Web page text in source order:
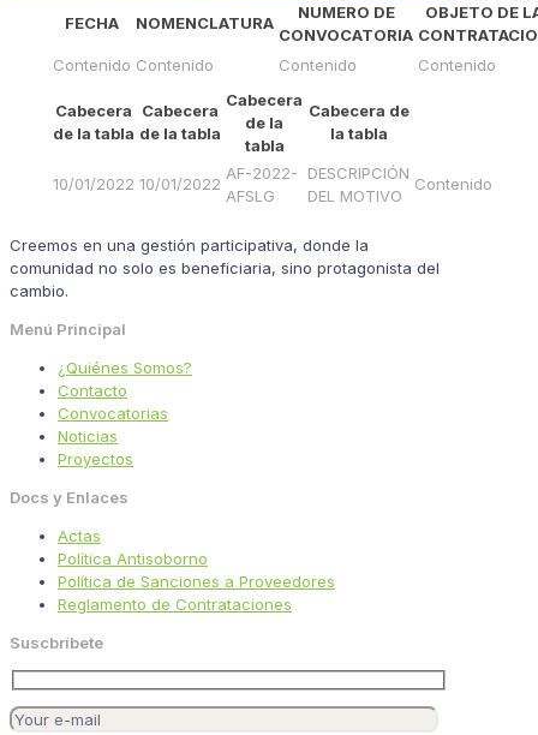
FECHA NOMENCLATURA
NUMERO DE
CONVOCATORIA
OBJETO DE
Contenido Contenido Contenido Contenido
Cabecera
de la tabla
Cabecera
de la tabla
Cabecera
de la
tabla
Cabecera de
la tabla
10/01/2022 10/01/2022
AF-2022-
AFSLG
DESCRIPCIÓN
DEL MOTIVO
Contenido
Creemos en una gestión participativa, donde la
comunidad no solo es beneficiaria, sino protagonista del
cambio.
Menú Principal
¿Quiénes Somos?
Contacto
Convocatorias
Noticias
Proyectos
Docs y Enlaces
Actas
Política Antisoborno
Política de Sanciones a Proveedores
Reglamento de Contrataciones
Suscbríbete